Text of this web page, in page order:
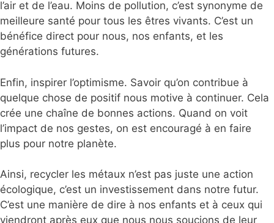
l’air et de l’eau. Moins de pollution, c’est synonyme de
meilleure santé pour tous les êtres vivants. C’est un
bénéfice direct pour nous, nos enfants, et les
générations futures.
Enfin, inspirer l’optimisme. Savoir qu’on contribue à
quelque chose de positif nous motive à continuer. Cela
crée une chaîne de bonnes actions. Quand on voit
l’impact de nos gestes, on est encouragé à en faire
plus pour notre planète.
Ainsi, recycler les métaux n’est pas juste une action
écologique, c’est un investissement dans notre futur.
C’est une manière de dire à nos enfants et à ceux qui
viendront après eux que nous nous soucions de leur